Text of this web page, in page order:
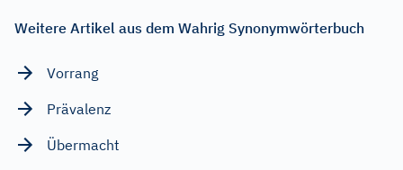
Weitere Artikel aus dem Wahrig Synonymwörterbuch
Vorrang
Prävalenz
Übermacht